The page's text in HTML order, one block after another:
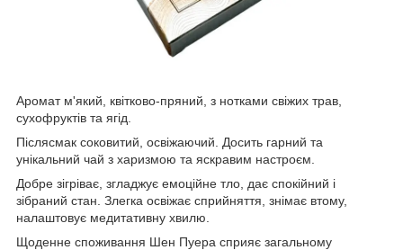
Аромат м'який, квітково-пряний, з нотками свіжих трав,
сухофруктів та ягід.
Післясмак соковитий, освіжаючий. Досить гарний та
унікальний чай з харизмою та яскравим настроєм.
Добре зігріває, згладжує емоційне тло, дає спокійний і
зібраний стан. Злегка освіжає сприйняття, знімає втому,
налаштовує медитативну хвилю.
Щоденне споживання Шен Пуера сприяє загальному